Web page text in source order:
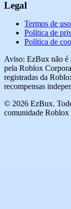
Legal
Termos de uso
Política de
Política de
Aviso: EzBux não é
pela Roblox
registradas da
recompensas
© 2026 EzBux.
comunidade Roblox